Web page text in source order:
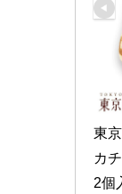
東
カ
2個